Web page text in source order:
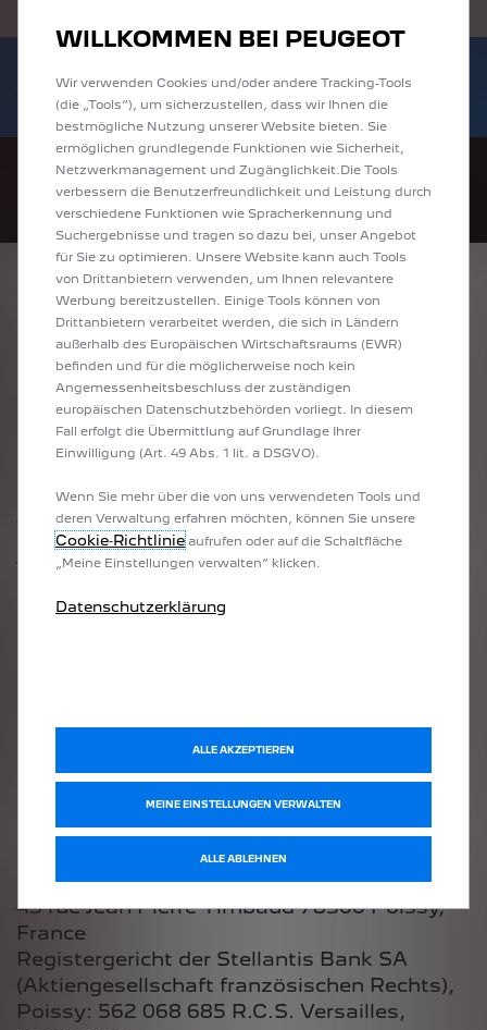
E-Autos und Plug-In-Hybride. Mehr
erfahren >>
2008 zu attraktiven Leasingraten
entdecken!
IMPRESSUM
Stellantis Bank SA
Niederlassung Deutschland
Sitz der Niederlassung
63263 Neu-Isenburg
Tel. +49 6102 833 999 0
info-de@stellantis-finance.com
Bankverbindung:
Niederlassungsleitung:
Kornelis Panman
Hauptniederlassung:
43 rue Jean Pierre Timbaud 78300 Poissy,
France
Registergericht der Stellantis Bank SA
(Aktiengesellschaft französischen Rechts),
Poissy: 562 068 685 R.C.S. Versailles,
WILLKOMMEN BEI PEUGEOT
Wir verwenden Cookies und/oder andere Tracking-Tools
(die „Tools“), um sicherzustellen, dass wir Ihnen die
bestmögliche Nutzung unserer Website bieten. Sie
ermöglichen grundlegende Funktionen wie Sicherheit,
Netzwerkmanagement und Zugänglichkeit.Die Tools
verbessern die Benutzerfreundlichkeit und Leistung durch
verschiedene Funktionen wie Spracherkennung und
Suchergebnisse und tragen so dazu bei, unser Angebot
für Sie zu optimieren. Unsere Website kann auch Tools
von Drittanbietern verwenden, um Ihnen relevantere
Werbung bereitzustellen. Einige Tools können von
Drittanbietern verarbeitet werden, die sich in Ländern
außerhalb des Europäischen Wirtschaftsraums (EWR)
befinden und für die möglicherweise noch kein
Angemessenheitsbeschluss der zuständigen
europäischen Datenschutzbehörden vorliegt. In diesem
Fall erfolgt die Übermittlung auf Grundlage Ihrer
Einwilligung (Art. 49 Abs. 1 lit. a DSGVO).
Wenn Sie mehr über die von uns verwendeten Tools und
deren Verwaltung erfahren möchten, können Sie unsere
Cookie‑Richtlinieaufrufen oder auf die Schaltfläche
„Meine Einstellungen verwalten“ klicken.
Datenschutzerklärung
MEINE EINSTELLUNGEN VERWALTEN
ALLE AKZEPTIEREN
ALLE ABLEHNEN